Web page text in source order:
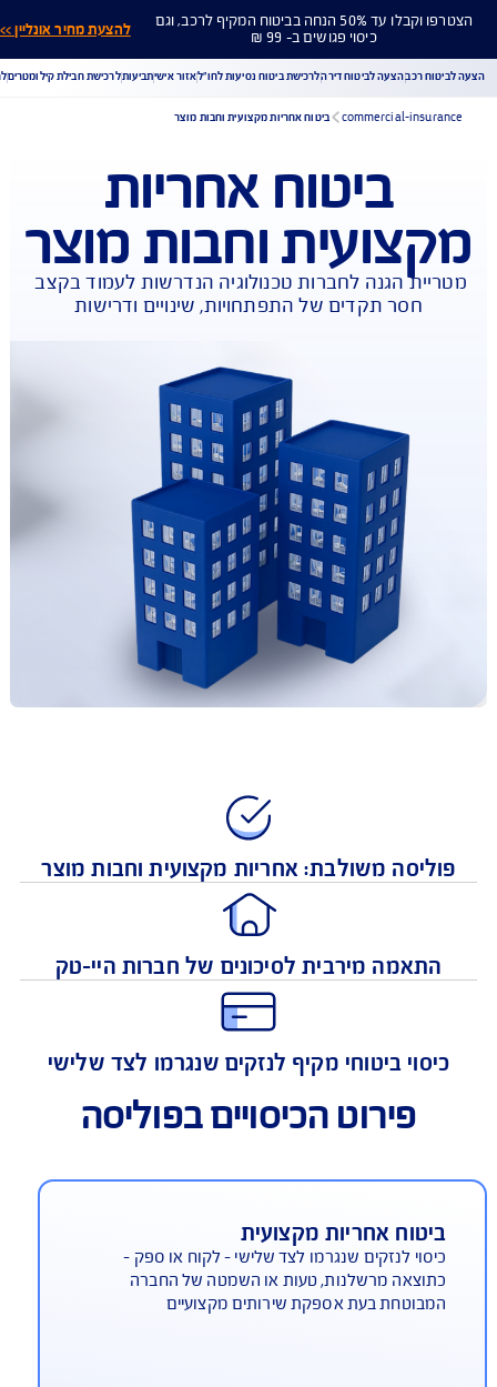
הצטרפו וקבלו עד 50% הנחה בביטוח המקיף לרכב, וגם
כיסוי פגושים ב- 99 ₪ להצעת מחיר אונליין >>
הורדת מסמכי ביטוח רכב
הצעת מחיר לביטוח רכב
מחיר לביטוח דירה
ביטוח נסיעות לחו"ל
ביטוח בריאות
תביעת רכב
רכישת חבילת קילומטרים רכישת ביטוח יומי
רכב הצעה לביטוח דירה לרכישת ביטוח נסיעות לחו"ל אזור אישי תביעות לרכישת חבילת קילומטרים
ביטוח אחריות
וחבות מוצר
הגנה לחברות טכנולוגיה הנדרשות לעמוד בקצב
משולבת: אחריות מקצועית וחבות מוצר
מירבית לסיכונים של חברות היי-טק
פירוט הכיסויים בפוליסה